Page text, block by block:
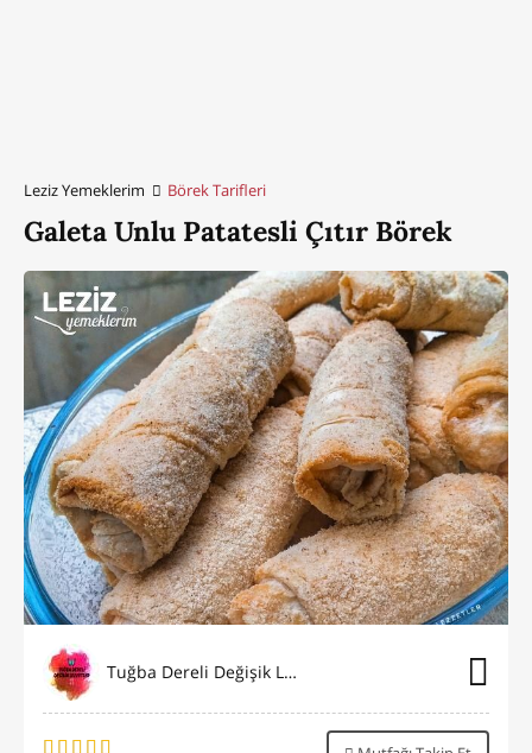
Leziz Yemeklerim Börek Tarifleri
Galeta Unlu Patatesli Çıtır Börek
Tuğba Dereli Değişik Lezzetler